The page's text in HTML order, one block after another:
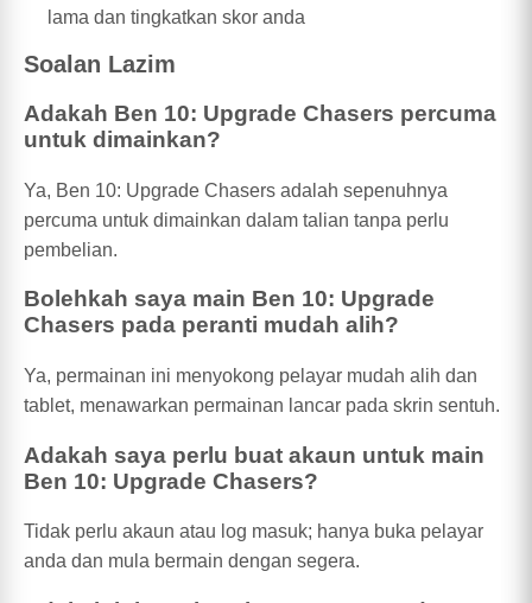
lama dan tingkatkan skor anda
Soalan Lazim
Adakah Ben 10: Upgrade Chasers percuma
untuk dimainkan?
Ya, Ben 10: Upgrade Chasers adalah sepenuhnya
percuma untuk dimainkan dalam talian tanpa perlu
pembelian.
Bolehkah saya main Ben 10: Upgrade
Chasers pada peranti mudah alih?
Ya, permainan ini menyokong pelayar mudah alih dan
tablet, menawarkan permainan lancar pada skrin sentuh.
Adakah saya perlu buat akaun untuk main
Ben 10: Upgrade Chasers?
Tidak perlu akaun atau log masuk; hanya buka pelayar
anda dan mula bermain dengan segera.